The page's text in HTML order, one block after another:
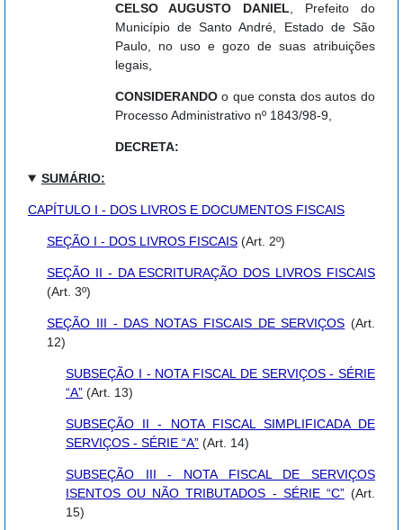
CELSO AUGUSTO DANIEL , Prefeito do
Município de Santo André, Estado de São
Paulo, no uso e gozo de suas atribuições
legais,
CONSIDERANDOo que consta dos autos do
Processo Administrativo nº 1843/98-9,
DECRETA:
SUMÁRIO:
CAPÍTULO I - DOS LIVROS E DOCUMENTOS FISCAIS
SEÇÃO I - DOS LIVROS FISCAIS (Art. 2º)
SEÇÃO II - DA ESCRITURAÇÃO DOS LIVROS FISCAIS
(Art. 3º)
SEÇÃO III - DAS NOTAS FISCAIS DE SERVIÇOS (Art.
12)
SUBSEÇÃO I - NOTA FISCAL DE SERVIÇOS - SÉRIE
“A” (Art. 13)
SUBSEÇÃO II - NOTA FISCAL SIMPLIFICADA DE
SERVIÇOS - SÉRIE “A” (Art. 14)
SUBSEÇÃO III - NOTA FISCAL DE SERVIÇOS
ISENTOS OU NÃO TRIBUTADOS - SÉRIE “C”(Art.
15)